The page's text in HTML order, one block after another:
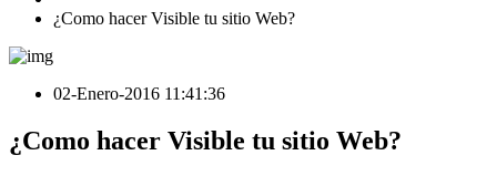
¿Como hacer Visible tu sitio Web?
02-Enero-2016 11:41:36
¿Como hacer Visible tu sitio Web?